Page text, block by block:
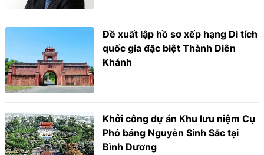
Đề xuất lập hồ sơ xếp hạng Di tích
quốc gia đặc biệt Thành Diên
Khánh
Khởi công dự án Khu lưu niệm Cụ
Phó bảng Nguyễn Sinh Sắc tại
Bình Dương